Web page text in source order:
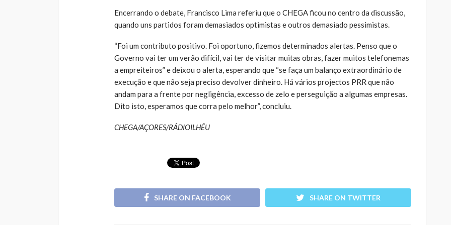
Encerrando o debate, Francisco Lima referiu que o CHEGA ficou no centro da discussão,
quando uns partidos foram demasiados optimistas e outros demasiado pessimistas.
“Foi um contributo positivo. Foi oportuno, fizemos determinados alertas. Penso que o
Governo vai ter um verão difícil, vai ter de visitar muitas obras, fazer muitos telefonemas
a empreiteiros” e deixou o alerta, esperando que “se faça um balanço extraordinário de
execução e que não seja preciso devolver dinheiro. Há vários projectos PRR que não
andam para a frente por negligência, excesso de zelo e perseguição a algumas empresas.
Dito isto, esperamos que corra pelo melhor”, concluiu.
CHEGA/AÇORES/RÁDIOILHÉU
SHARE ON FACEBOOK SHARE ON TWITTER